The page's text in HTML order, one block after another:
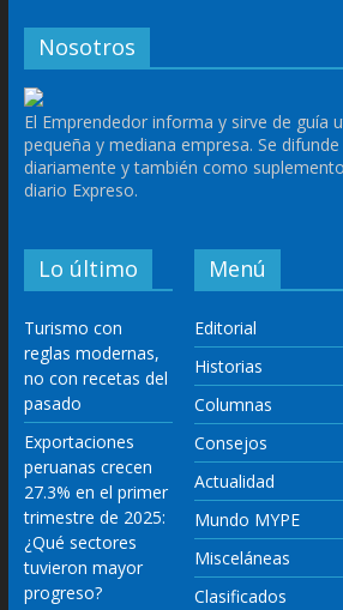
Nosotros
El Emprendedor informa y sirve de guía
pequeña y mediana empresa. Se
diariamente y también como
diario Expreso.
Lo último
Turismo con
reglas modernas,
no con recetas del
pasado
Exportaciones
peruanas crecen
27.3% en el primer
trimestre de 2025:
¿Qué sectores
tuvieron mayor
progreso?
Menú
Editorial
Historias
Columnas
Consejos
Actualidad
Mundo MYPE
Misceláneas
Clasificados